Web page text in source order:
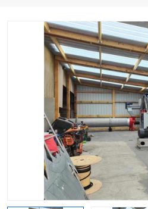
粉碎机
木材粉碎机
颗粒冷却机
滚筒筛
锯末滚筒筛